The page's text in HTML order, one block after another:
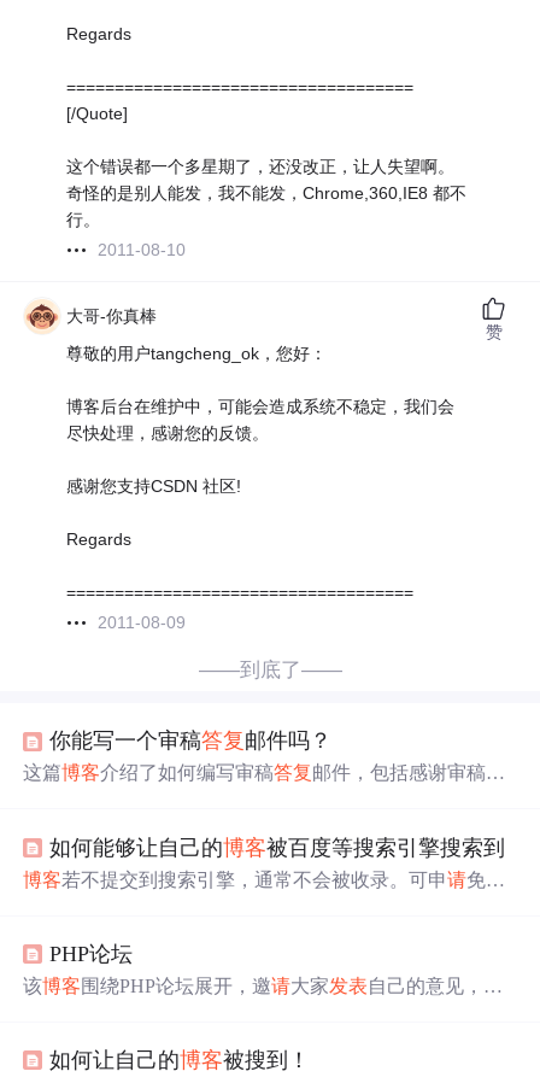
Regards
====================================
[/Quote]
这个错误都一个多星期了，还没改正，让人失望啊。
奇怪的是别人能发，我不能发，Chrome,360,IE8 都不
行。
2011-08-10
大哥-你真棒
尊敬的用户tangcheng_ok，您好：
博客后台在维护中，可能会造成系统不稳定，我们会
尽快处理，感谢您的反馈。
感谢您支持CSDN 社区!
Regards
====================================
2011-08-09
赞
——到底了——
你能写一个审稿答复邮件吗？
这篇博客介绍了如何编写审稿答复邮件，包括感谢审稿
意见和确保文章质量的重要性。
如何能够让自己的博客被百度等搜索引擎搜索到
博客若不提交到搜索引擎，通常不会被收录。可申请免费
低。文中还提供了百度、Google等多个搜索引擎的提交地
址。
PHP论坛
该博客围绕PHP论坛展开，邀请大家发表自己的意见，博
如何让自己的博客被搜到！